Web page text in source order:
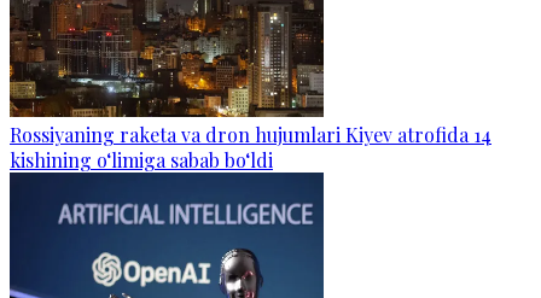
Rossiyaning raketa va dron hujumlari Kiyev atrofida 14
kishining o‘limiga sabab bo‘ldi